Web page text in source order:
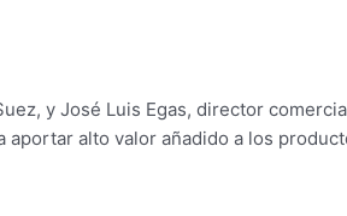
y José Luis Egas, director
alto valor añadido a los